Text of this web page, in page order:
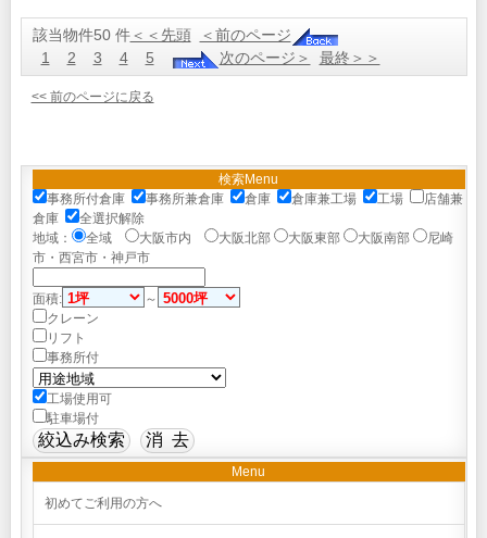
該当物件50 件＜＜先頭
＜前のページ
1
2 3 4 5 次のページ＞ 最終＞＞
<< 前のページに戻る
検索Menu
事務所付倉庫
事務所兼倉庫 倉庫 倉庫兼工場 工場
店舗兼
倉庫
全選択解除
地域：
全域 大阪市内 大阪北部 大阪東部 大阪南部
尼崎
市・西宮市・神戸市
面積:
～
クレーン
リフト
事務所付
工場使用可
駐車場付
Menu
初めてご利用の方へ